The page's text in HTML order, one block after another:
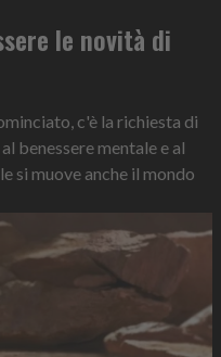
le novità di
c'è la richiesta di
benessere mentale e al
si muove anche il mondo